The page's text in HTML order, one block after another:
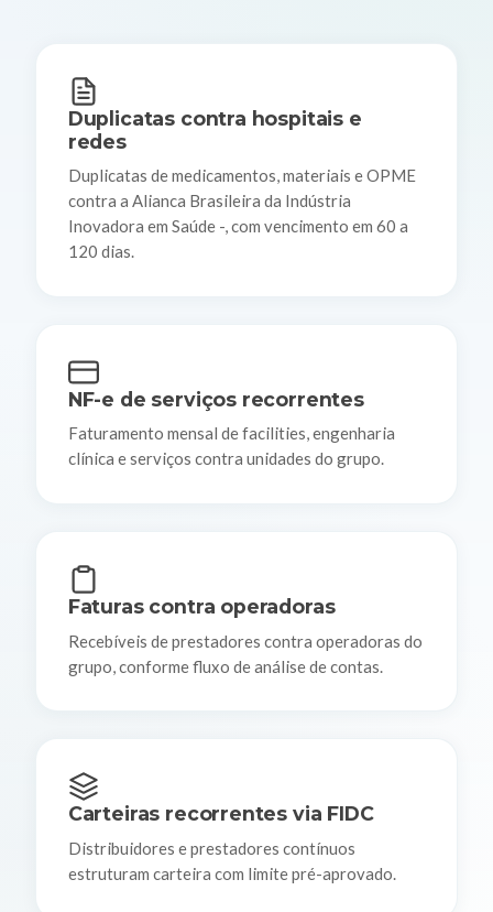
Duplicatas contra hospitais e
redes
Duplicatas de medicamentos, materiais e OPME
contra a Alianca Brasileira da Indústria
Inovadora em Saúde -, com vencimento em 60 a
120 dias.
NF-e de serviços recorrentes
Faturamento mensal de facilities, engenharia
clínica e serviços contra unidades do grupo.
Faturas contra operadoras
Recebíveis de prestadores contra operadoras do
grupo, conforme fluxo de análise de contas.
Carteiras recorrentes via FIDC
Distribuidores e prestadores contínuos
estruturam carteira com limite pré-aprovado.